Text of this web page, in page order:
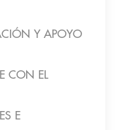
Y APOYO
CON EL
E